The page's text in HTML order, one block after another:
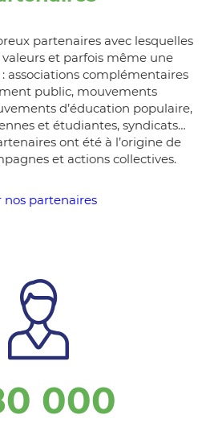
partenaires avec lesquelles
et parfois même une
associations complémentaires
public, mouvements
d’éducation populaire,
et étudiantes, syndicats…
ont été à l’origine de
et actions collectives.
nos partenaires
000